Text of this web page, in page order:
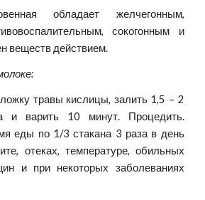
обладает желчегонным,
сокогонным и
веществ действием.
травы кислицы, залить 1,5 – 2
и варить 10 минут. Процедить.
еды по 1/3 стакана 3 раза в день
отеках, температуре, обильных
и при некоторых заболеваниях